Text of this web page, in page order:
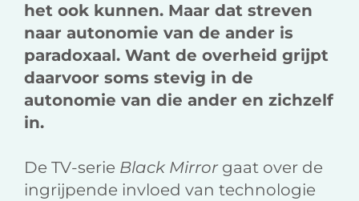
het ook kunnen. Maar dat streven
naar autonomie van de ander is
paradoxaal. Want de overheid grijpt
daarvoor soms stevig in de
autonomie van die ander en zichzelf
in.
De TV-serie Black Mirrorgaat over de
ingrijpende invloed van technologie